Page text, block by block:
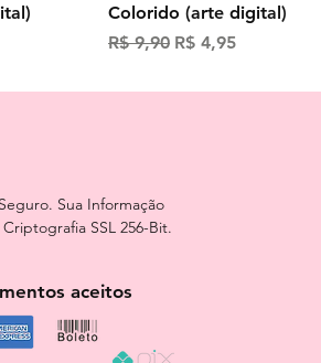
Colorido (arte digital)
Preço normal
R$ 9,90 Preço promocional
R$ 4,95
Sua Informação
SSL 256-Bit.
aceitos